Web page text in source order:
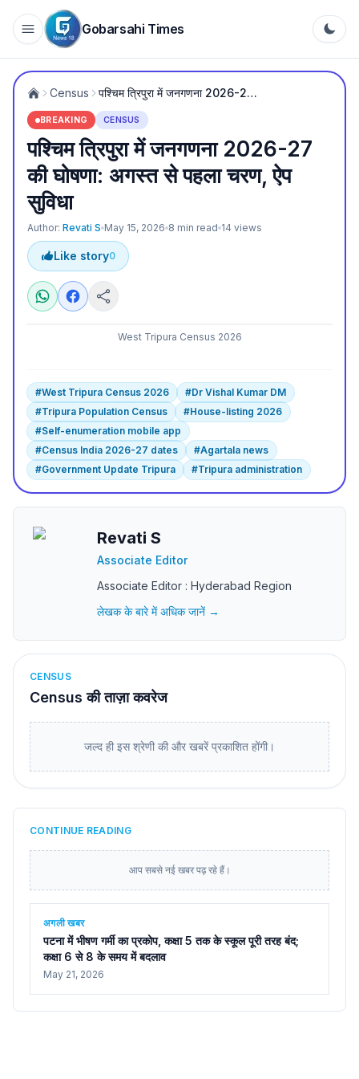
Gobarsahi Times
Census पश्चिम त्रिपुरा में जनगणना 2026-27 की घोषणा: अगस्त से पहला चरण, ऐप सुविधा
BREAKING CENSUS
पश्चिम त्रिपुरा में जनगणना 2026-27
की घोषणा: अगस्त से पहला चरण, ऐप
सुविधा
Author: Revati S May 15, 2026 8 min read 14 views
Like story0
West Tripura Census 2026
#West Tripura Census 2026 #Dr Vishal Kumar DM
#Tripura Population Census #House-listing 2026
#Self-enumeration mobile app
#Census India 2026-27 dates #Agartala news
#Government Update Tripura #Tripura administration
Revati S
Associate Editor
Associate Editor : Hyderabad Region
लेखक के बारे में अधिक जानें →
CENSUS
Census की ताज़ा कवरेज
जल्द ही इस श्रेणी की और खबरें प्रकाशित होंगी।
CONTINUE READING
आप सबसे नई खबर पढ़ रहे हैं।
अगली खबर
पटना में भीषण गर्मी का प्रकोप, कक्षा 5 तक के स्कूल पूरी तरह बंद;
कक्षा 6 से 8 के समय में बदलाव
May 21, 2026